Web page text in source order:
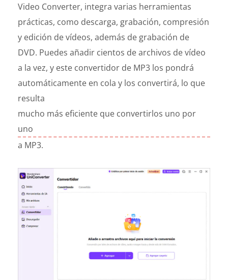
Video Converter, integra varias herramientas
prácticas, como descarga, grabación, compresión
y edición de vídeos, además de grabación de
DVD. Puedes añadir cientos de archivos de vídeo
a la vez, y este convertidor de MP3 los pondrá
automáticamente en cola y los convertirá, lo que
resulta
mucho más eficiente que convertirlos uno por
uno
a MP3.